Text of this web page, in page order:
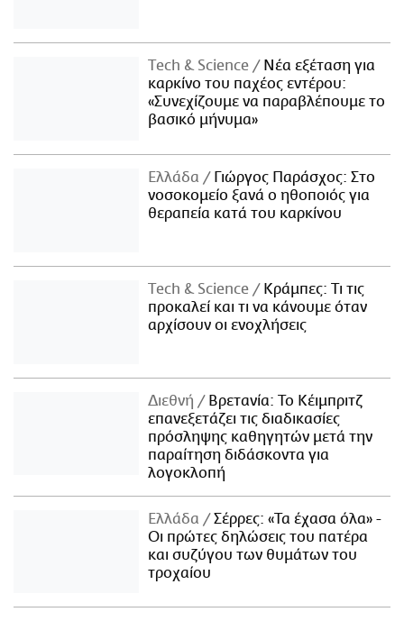
Τech & Science
Νέα εξέταση για
καρκίνο του παχέος εντέρου:
«Συνεχίζουμε να παραβλέπουμε το
βασικό μήνυμα»
Ελλάδα
Γιώργος Παράσχος: Στο
νοσοκομείο ξανά ο ηθοποιός για
θεραπεία κατά του καρκίνου
Τech & Science
Κράμπες: Τι τις
προκαλεί και τι να κάνουμε όταν
αρχίσουν οι ενοχλήσεις
Διεθνή
Βρετανία: Το Κέιμπριτζ
επανεξετάζει τις διαδικασίες
πρόσληψης καθηγητών μετά την
παραίτηση διδάσκοντα για
λογοκλοπή
Ελλάδα
Σέρρες: «Τα έχασα όλα» -
Οι πρώτες δηλώσεις του πατέρα
και συζύγου των θυμάτων του
τροχαίου